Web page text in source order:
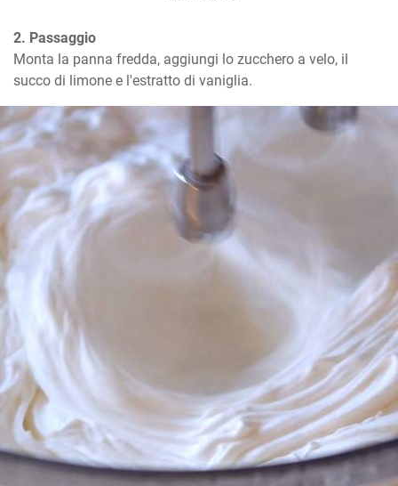
2. Passaggio
Monta la panna fredda, aggiungi lo zucchero a velo, il
succo di limone e l'estratto di vaniglia.